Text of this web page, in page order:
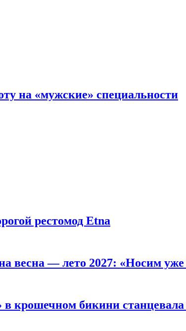
на «мужские» специальности
рестомод Etna
весна — лето 2027: «Носим уже
крошечном бикини станцевала